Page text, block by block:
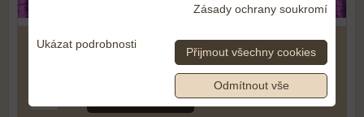
549 Kč
DO KOŠÍKU
Zásady ochrany soukromí
Ukázat podrobnosti
Přijmout všechny cookies
Odmítnout vše